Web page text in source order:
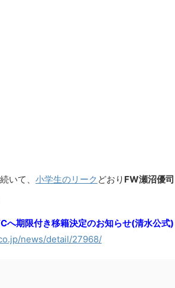
いて、 小学生のリーク どおり FW瀬沼優司
期限付き移籍決定のお知らせ(清水公式)
news/detail/27968/